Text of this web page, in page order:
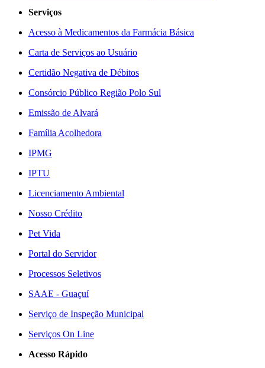
Serviços
Acesso à Medicamentos da Farmácia Básica
Carta de Serviços ao Usuário
Certidão Negativa de Débitos
Consórcio Público Região Polo Sul
Emissão de Alvará
Família Acolhedora
IPMG
IPTU
Licenciamento Ambiental
Nosso Crédito
Pet Vida
Portal do Servidor
Processos Seletivos
SAAE - Guaçuí
Serviço de Inspeção Municipal
Serviços On Line
Acesso Rápido